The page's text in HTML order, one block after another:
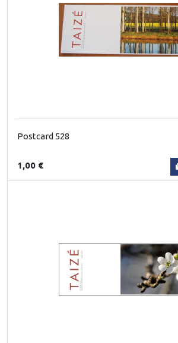
Postcard 528
1,00 €